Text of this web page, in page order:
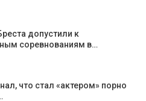
допустили к
соревнованиям в…
что стал «актером» порно